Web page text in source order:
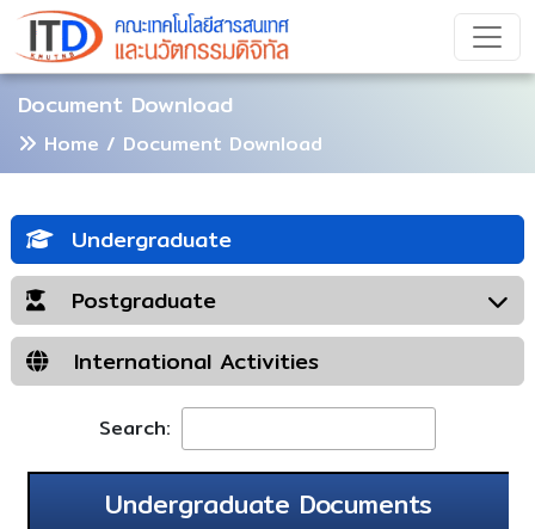
Document Download
Home / Document Download
Undergraduate
Postgraduate
International Activities
Search:
Undergraduate Documents